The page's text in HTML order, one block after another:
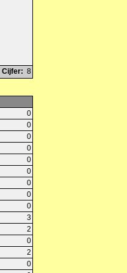
Cijfer: 8
0
0
0
0
0
0
0
0
0
3
2
0
2
0